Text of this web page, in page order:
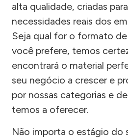
alta qualidade, criadas
necessidades reais dos
Seja qual for o formato
você prefere, temos
encontrará o material
seu negócio a crescer e
por nossas categorias e
temos a oferecer.
Não importa o estágio do